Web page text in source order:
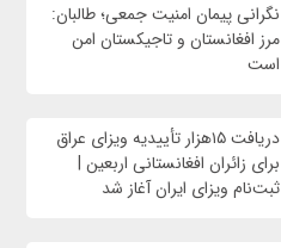
نگرانی پیمان امنیت جمعی؛ طالبان:
مرز افغانستان و تاجیکستان امن
است
دریافت ۱۵هزار تأییدیه ویزای عراق
برای زائران افغانستانی اربعین |
ثبت‌نام ویزای ایران آغاز شد